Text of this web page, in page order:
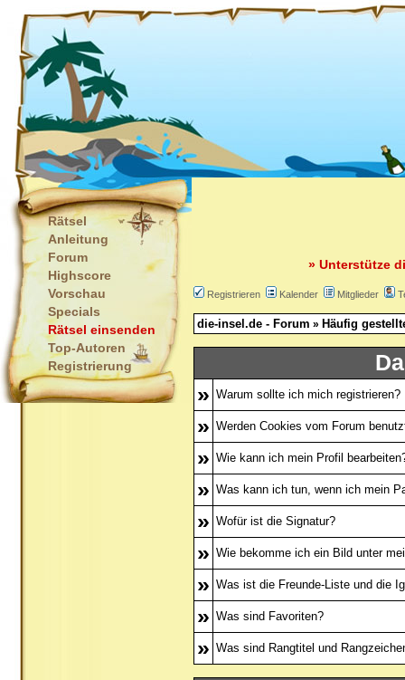
Rätsel
Anleitung
Forum
Highscore
Vorschau
Specials
Rätsel einsenden
Top-Autoren
Registrierung
» Unterstütze
Registrieren Kalender Mitglieder
die-insel.de - Forum » Häufig
» Warum sollte ich mich registrieren?
» Werden Cookies vom Forum
» Wie kann ich mein Profil
» Was kann ich tun, wenn ich mein
» Wofür ist die Signatur?
» Wie bekomme ich ein Bild unter
» Was ist die Freunde-Liste und die
» Was sind Favoriten?
» Was sind Rangtitel und